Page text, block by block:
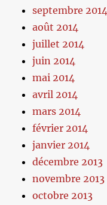
septembre 2014
août 2014
juillet 2014
juin 2014
mai 2014
avril 2014
mars 2014
février 2014
janvier 2014
décembre 2013
novembre 2013
octobre 2013